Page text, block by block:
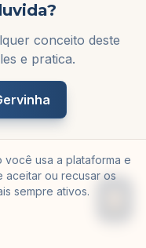
conceito deste
e pratica.
usa a plataforma e
aceitar ou recusar os
sempre ativos.